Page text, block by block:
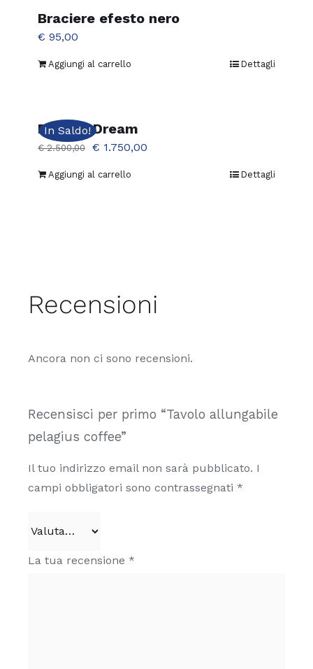
Braciere efesto nero
€ 95,00
Aggiungi al carrello Dettagli
In Saldo!
Daybed Dream
€2.500,00
Il
€ 1.750,00Il
Aggiungi al carrello Dettagli
Recensioni
Ancora non ci sono recensioni.
Recensisci per primo “Tavolo allungabile
pelagius coffee”
Il tuo indirizzo email non sarà pubblicato. I
campi obbligatori sono contrassegnati *
La tua recensione *